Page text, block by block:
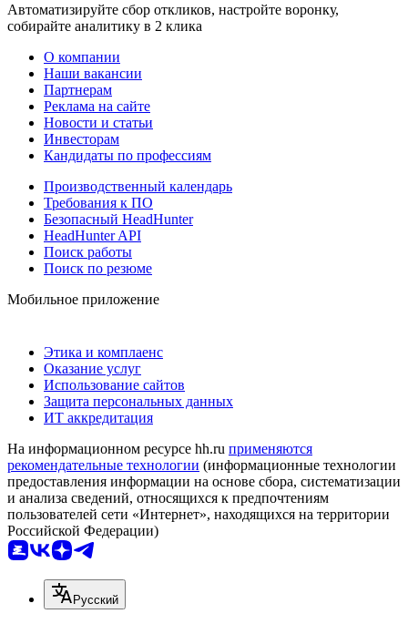
Автоматизируйте сбор откликов, настройте воронку,
собирайте аналитику в 2 клика
О компании
Наши вакансии
Партнерам
Реклама на сайте
Новости и статьи
Инвесторам
Кандидаты по профессиям
Производственный календарь
Требования к ПО
Безопасный HeadHunter
HeadHunter API
Поиск работы
Поиск по резюме
Мобильное приложение
Этика и комплаенс
Оказание услуг
Использование сайтов
Защита персональных данных
ИТ аккредитация
На информационном ресурсе hh.ru применяются
рекомендательные технологии (информационные технологии
предоставления информации на основе сбора, систематизации
и анализа сведений, относящихся к предпочтениям
пользователей сети «Интернет», находящихся на территории
Российской Федерации)
Русский